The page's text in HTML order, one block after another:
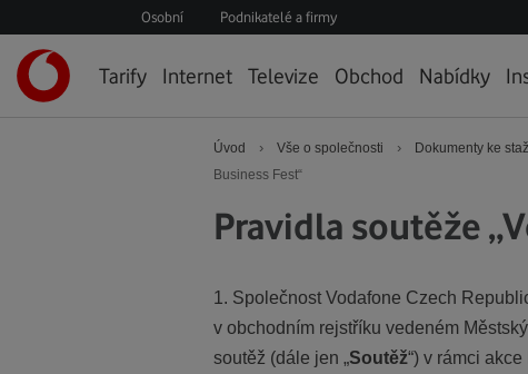
Osobní Podnikatelé a firmy
stránkaTarify Internet Televize Obchod Nabídky
Úvod › Vše o společnosti › Dokumenty ke
Business Fest“
Pravidla soutěže
1. Společnost Vodafone Czech
v obchodním rejstříku vedeném
soutěž (dále jen „Soutěž“) v rámci